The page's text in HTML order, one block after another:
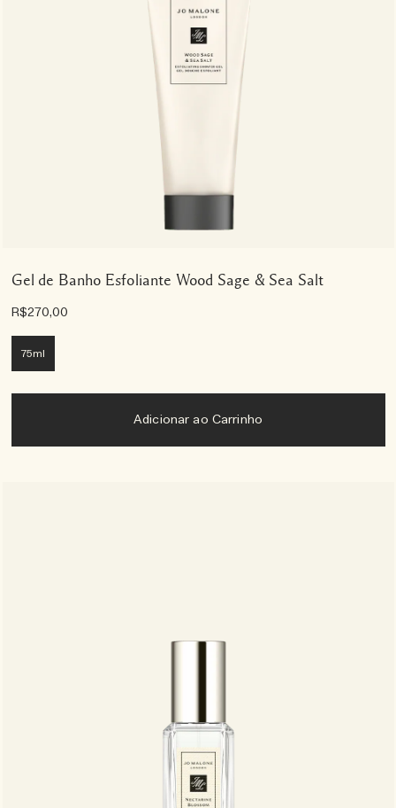
Gel de Banho Esfoliante Wood Sage & Sea Salt
R$270,00
75ml
Adicionar ao Carrinho